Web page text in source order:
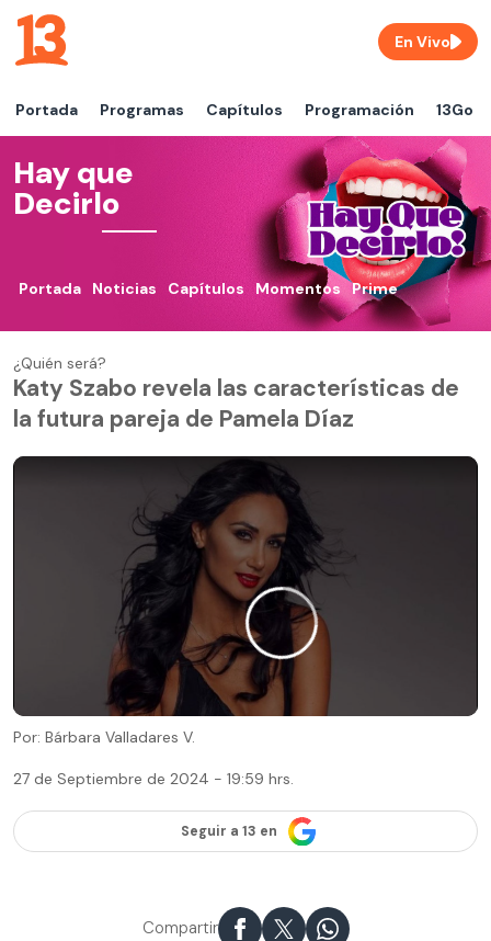
Portada Programas Capítulos Programación 13Go
En Vivo
Hay que
Decirlo
Portada Noticias Capítulos Momentos Prime
¿Quién será?
Katy Szabo revela las características de
la futura pareja de Pamela Díaz
Por: Bárbara Valladares V.
27 de Septiembre de 2024 - 19:59 hrs.
Seguir a 13 en
Compartir